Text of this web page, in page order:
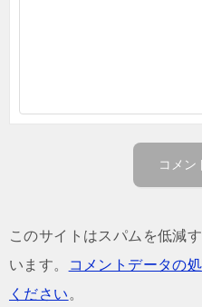
このサイトはスパムを低減
います。
コメントデータの
ください。